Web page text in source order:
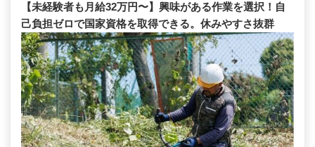
【未経験者も月給32万円〜】興味がある作業を選択！自
己負担ゼロで国家資格を取得できる。休みやすさ抜群